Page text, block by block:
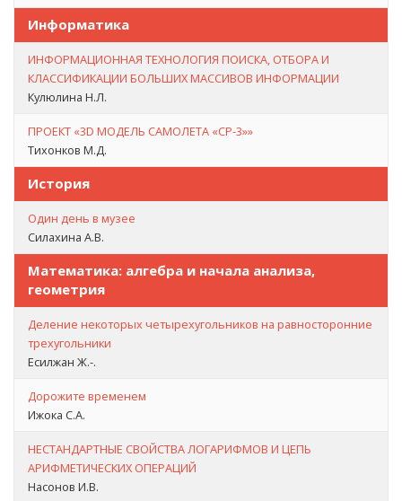
Информатика
ИНФОРМАЦИОННАЯ ТЕХНОЛОГИЯ ПОИСКА, ОТБОРА И
КЛАССИФИКАЦИИ БОЛЬШИХ МАССИВОВ ИНФОРМАЦИИ
Кулюлина Н.Л.
ПРОЕКТ «3D МОДЕЛЬ САМОЛЕТА «СР-3»»
Тихонков М.Д.
История
Один день в музее
Силахина А.В.
Математика: алгебра и начала анализа,
геометрия
Деление некоторых четырехугольников на равносторонние
трехугольники
Есилжан Ж.-.
Дорожите временем
Ижока С.А.
НЕСТАНДАРТНЫЕ СВОЙСТВА ЛОГАРИФМОВ И ЦЕПЬ
АРИФМЕТИЧЕСКИХ ОПЕРАЦИЙ
Насонов И.В.